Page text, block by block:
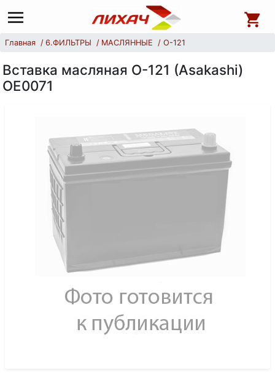
Главная 6.ФИЛЬТРЫ МАСЛЯННЫЕ O-121
Вставка масляная О-121 (Asakashi)
OE0071